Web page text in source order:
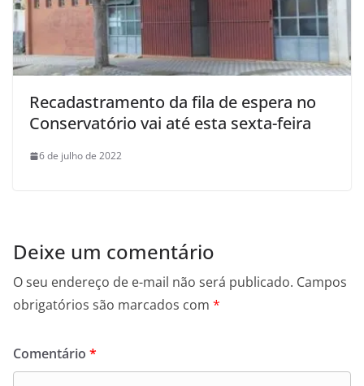
Recadastramento da fila de espera no
Conservatório vai até esta sexta-feira
6 de julho de 2022
Deixe um comentário
O seu endereço de e-mail não será publicado. Campos
obrigatórios são marcados com *
Comentário *